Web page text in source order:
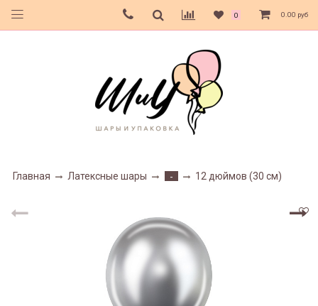
0 0.00 руб
Главная Латексные шары - 12 дюймов (30 см)